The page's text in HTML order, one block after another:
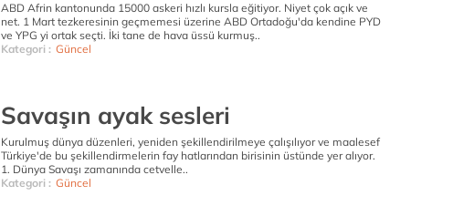
ABD Afrin kantonunda 15000 askeri hızlı kursla eğitiyor. Niyet çok açık ve
net. 1 Mart tezkeresinin geçmemesi üzerine ABD Ortadoğu'da kendine PYD
ve YPG yi ortak seçti. İki tane de hava üssü kurmuş..
Kategori : Güncel
Savaşın ayak sesleri
Kurulmuş dünya düzenleri, yeniden şekillendirilmeye çalışılıyor ve maalesef
Türkiye'de bu şekillendirmelerin fay hatlarından birisinin üstünde yer alıyor.
1. Dünya Savaşı zamanında cetvelle..
Kategori : Güncel